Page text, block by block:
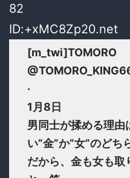
82
ID:+xMC8Zp20.net
[m_twi]TOMORO
·
1月8日
男同士が揉める理由
い”金”か”女”のどち
だから、金も女も取